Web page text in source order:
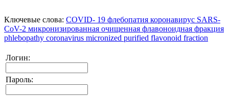
Ключевые слова: COVID- 19 флебопатия коронавирус SARS-
CoV-2 микронизированная очищенная флавоноидная фракция
phlebopathy coronavirus micronized purified flavonoid fraction
Логин:
Пароль: